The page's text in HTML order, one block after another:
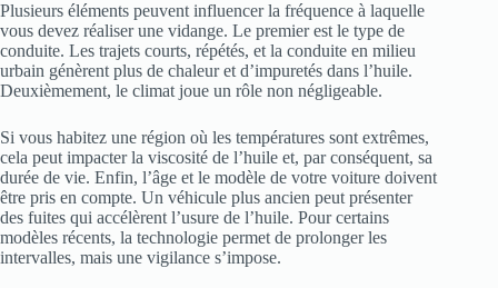
Plusieurs éléments peuvent influencer la fréquence à laquelle
vous devez réaliser une vidange. Le premier est le type de
conduite. Les trajets courts, répétés, et la conduite en milieu
urbain génèrent plus de chaleur et d’impuretés dans l’huile.
Deuxièmement, le climat joue un rôle non négligeable.
Si vous habitez une région où les températures sont extrêmes,
cela peut impacter la viscosité de l’huile et, par conséquent, sa
durée de vie. Enfin, l’âge et le modèle de votre voiture doivent
être pris en compte. Un véhicule plus ancien peut présenter
des fuites qui accélèrent l’usure de l’huile. Pour certains
modèles récents, la technologie permet de prolonger les
intervalles, mais une vigilance s’impose.